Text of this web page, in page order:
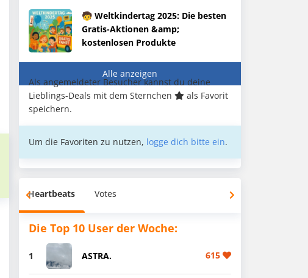
🧒 Weltkindertag 2025: Die besten
Gratis-Aktionen &amp;
kostenlosen Produkte
Alle anzeigen
Als angemeldeter Besucher kannst du deine
Lieblings-Deals mit dem Sternchen
als Favorit
speichern.
Um die Favoriten zu nutzen, logge dich bitte ein.
Heartbeats Votes
Die Top 10 User der Woche:
1 ASTRA. 615